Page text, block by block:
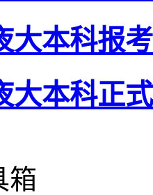
大本科报
大本科正
箱